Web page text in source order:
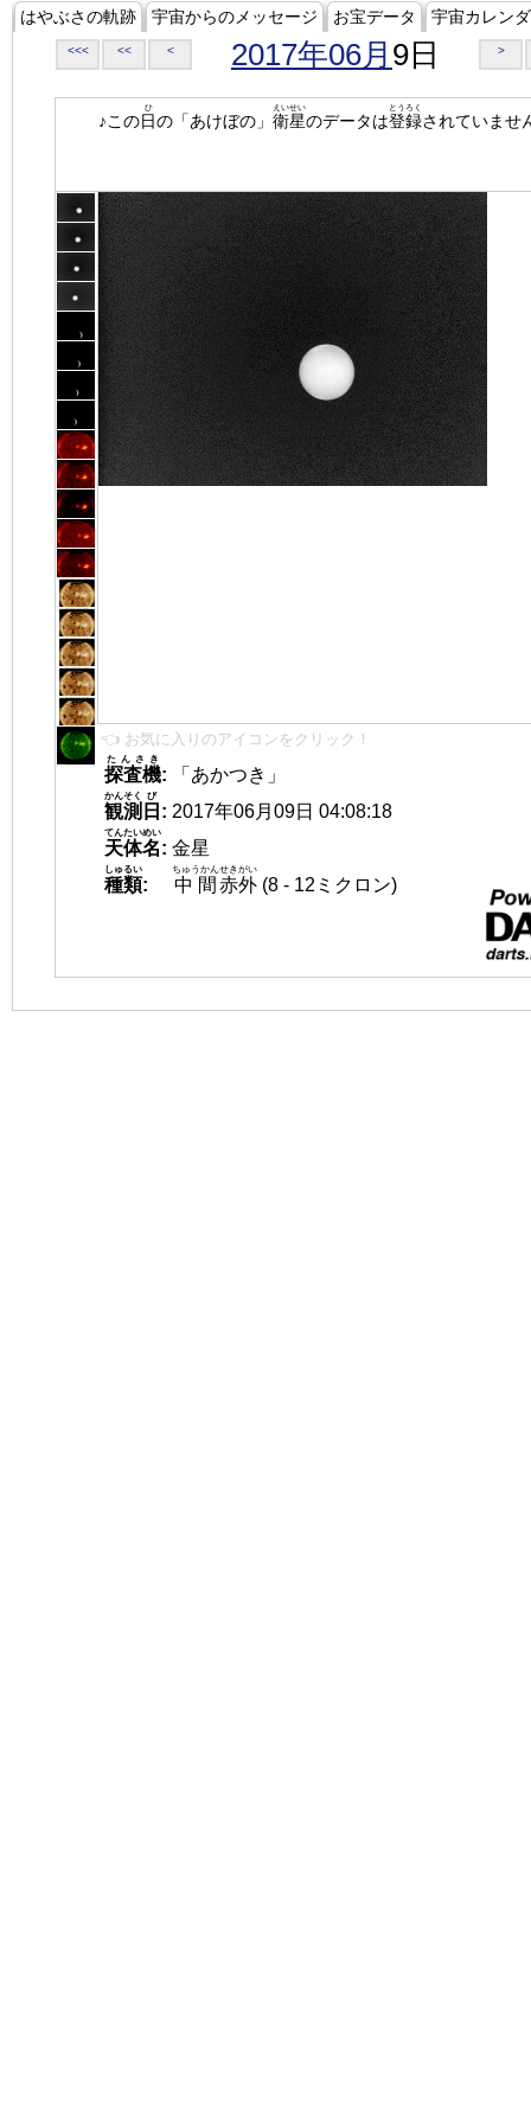
はやぶさの軌跡 宇宙からのメッセージ お宝データ 宇宙カレン
<<< << < 2017年06月 9日 >
♪この日
ひ
の「あけぼの」 衛星
えいせい
のデータは登録
とうろく
されていませ
👈 お気に入りのアイコンをクリック！
探査機
たんさき
:
「あかつき」
観測
かんそく
日
び
: 2017年06月09日 04:08:18
天体名
てんたいめい
: 金星
種類
しゅるい
: 中間
ちゅうかん
赤外
せきがい
(8 - 12ミクロン)